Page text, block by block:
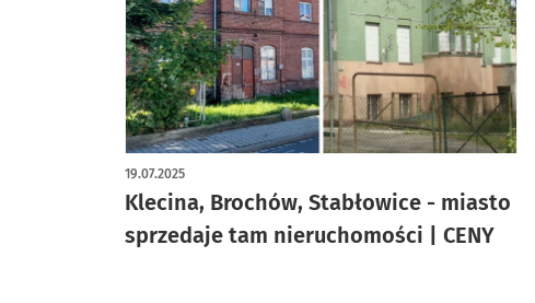
Klecina, Brochów, Stabłowice - miasto
sprzedaje tam nieruchomości | CENY
19.07.2025
artykuł z galerią zdjęć